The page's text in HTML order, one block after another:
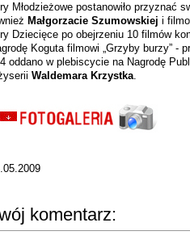
Młodzieżowe postanowiło przyznać
Małgorzacie Szumowskiej i
Dziecięce po obejrzeniu 10 filmów
Koguta filmowi „Grzyby burzy” -
oddano w plebiscycie na Nagrodę
Waldemara Krzystka.
komentarz: